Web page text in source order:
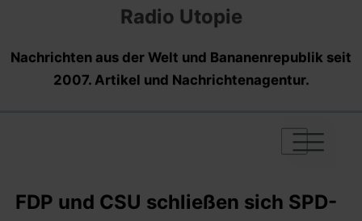
Radio Utopie
Nachrichten aus der Welt und Bananenrepublik seit
2007. Artikel und Nachrichtenagentur.
|
|
|
FDP und CSU schließen sich SPD-